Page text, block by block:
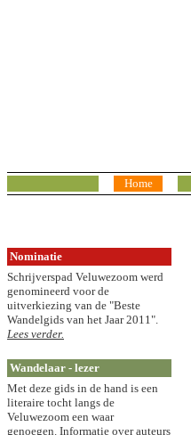
Home
Nominatie
Schrijverspad Veluwezoom werd
genomineerd voor de
uitverkiezing van de "Beste
Wandelgids van het Jaar 2011".
Lees verder.
Wandelaar - lezer
Met deze gids in de hand is een
literaire tocht langs de
Veluwezoom een waar
genoegen. Informatie over auteurs